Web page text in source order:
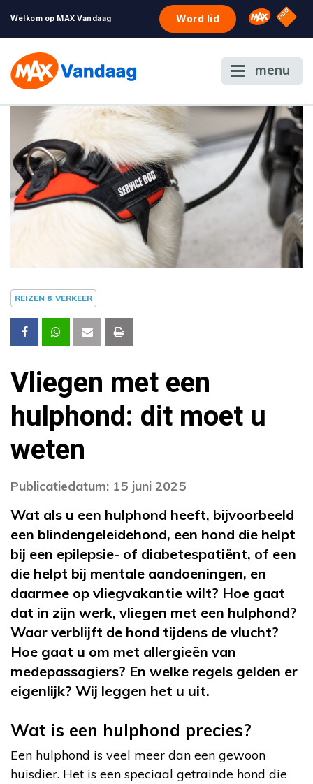
Welkom op MAX Vandaag Word lid Omroep
NPO
menu
REIZEN & VERKEER
Vliegen met een
hulphond: dit moet u
weten
Publicatiedatum: 15 juni 2025
Wat als u een hulphond heeft, bijvoorbeeld
een blindengeleidehond, een hond die helpt
bij een epilepsie- of diabetespatiënt, of een
die helpt bij mentale aandoeningen, en
daarmee op vliegvakantie wilt? Hoe gaat
dat in zijn werk, vliegen met een hulphond?
Waar verblijft de hond tijdens de vlucht?
Hoe gaat u om met allergieën van
medepassagiers? En welke regels gelden er
eigenlijk? Wij leggen het u uit.
Wat is een hulphond precies?
Een hulphond is veel meer dan een gewoon
huisdier. Het is een speciaal getrainde hond die